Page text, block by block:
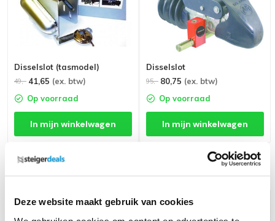
Deze website maakt gebruik van cookies
Disselslot (tasmodel)
49,- 41,65 (ex. btw)
Op voorraad
In mijn winkelwagen
Disselslot
95,- 80,75 (ex. btw)
Op voorraad
In mijn winkelwagen
Nederland